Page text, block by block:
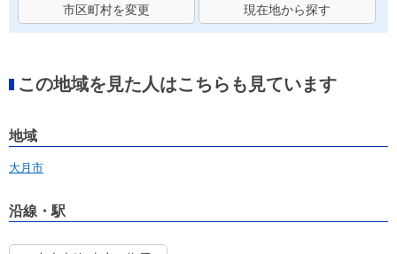
市区町村を変更 現在地から探す
この地域を見た人はこちらも見ています
地域
大月市
沿線・駅